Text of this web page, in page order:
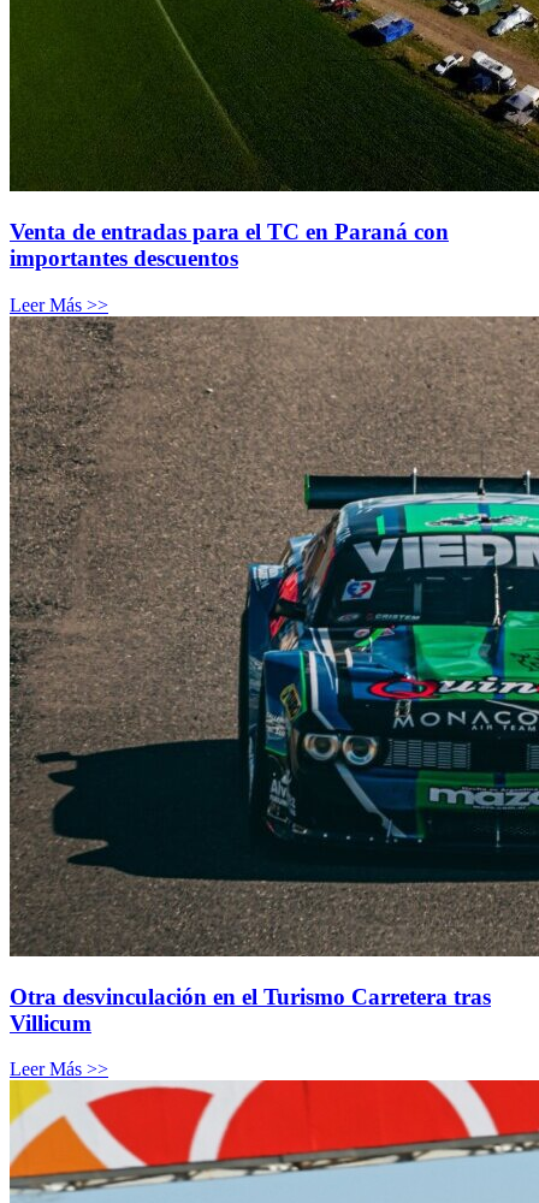
Venta de entradas para el TC en Paraná con
importantes descuentos
Leer Más >>
Otra desvinculación en el Turismo Carretera tras
Villicum
Leer Más >>